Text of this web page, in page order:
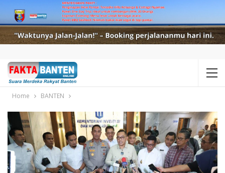
Home BANTEN